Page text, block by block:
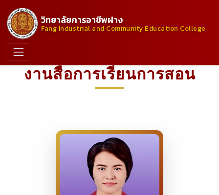
วิทยาลัยการอาชีพฝาง
Fang Industrial and Community Education College
งานสื่อการเรียนการสอน